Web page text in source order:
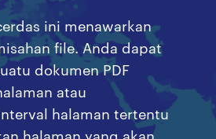
ini menawarkan
file. Anda dapat
dokumen PDF
atau
halaman tertentu
halaman yang akan